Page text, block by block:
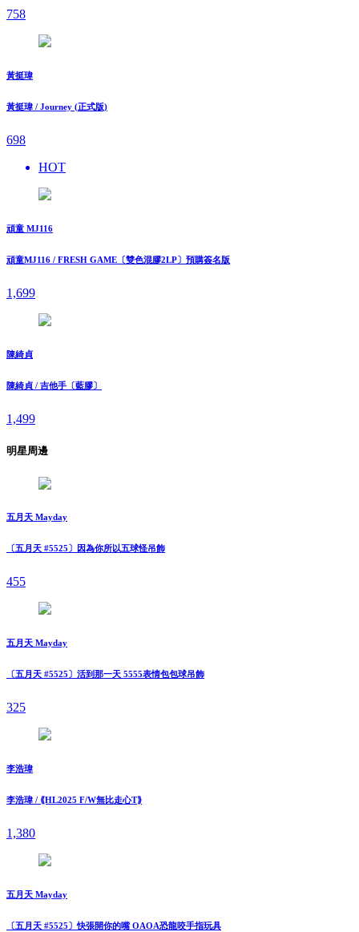
758
黃挺瑋
黃挺瑋 / Journey (正式版)
698
HOT
頑童 MJ116
頑童MJ116 / FRESH GAME〔雙色混膠2LP〕預購簽名版
1,699
陳綺貞
陳綺貞 / 吉他手〔藍膠〕
1,499
明星周邊
五月天 Mayday
〔五月天 #5525〕因為你所以五球怪吊飾
455
五月天 Mayday
〔五月天 #5525〕活到那一天 5555表情包包球吊飾
325
李浩瑋
李浩瑋 / ⟪HL2025 F/W無比走⼼T⟫
1,380
五月天 Mayday
〔五月天 #5525〕快張開你的嘴 OAOA恐龍咬手指玩具